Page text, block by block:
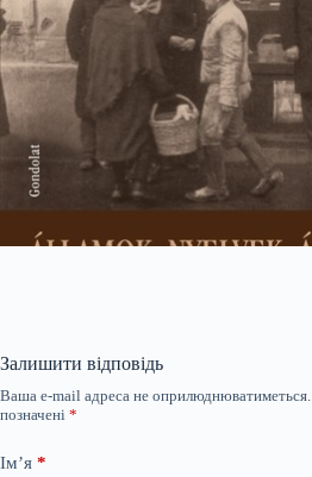
Залишити відповідь
Ваша e-mail адреса не оприлюднюватиметься.
позначені *
Ім’я *